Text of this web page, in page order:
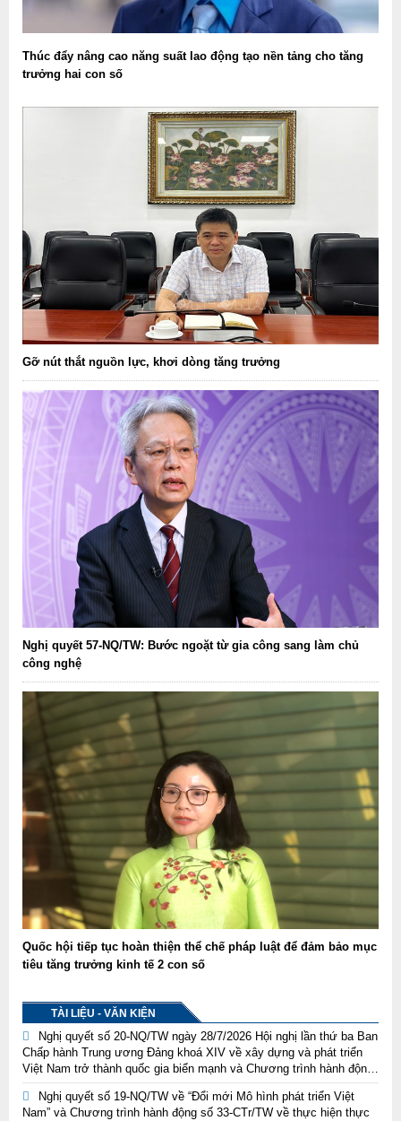
Thúc đẩy nâng cao năng suất lao động tạo nền tảng cho tăng
trưởng hai con số
Gỡ nút thắt nguồn lực, khơi dòng tăng trưởng
Nghị quyết 57-NQ/TW: Bước ngoặt từ gia công sang làm chủ
công nghệ
Quốc hội tiếp tục hoàn thiện thể chế pháp luật để đảm bảo mục
tiêu tăng trưởng kinh tế 2 con số
TÀI LIỆU - VĂN KIỆN
Nghị quyết số 20-NQ/TW ngày 28/7/2026 Hội nghị lần thứ ba Ban
Chấp hành Trung ương Đảng khoá XIV về xây dựng và phát triển
Việt Nam trở thành quốc gia biển mạnh và Chương trình hành động
thực hiện Nghị quyết Trung ương 3, khóa XIV về xây dựng và phát
triển Việt Nam trở thành quốc gia biển mạnh
Nghị quyết số 19-NQ/TW về “Đổi mới Mô hình phát triển Việt
Nam” và Chương trình hành động số 33-CTr/TW về thực hiện thực